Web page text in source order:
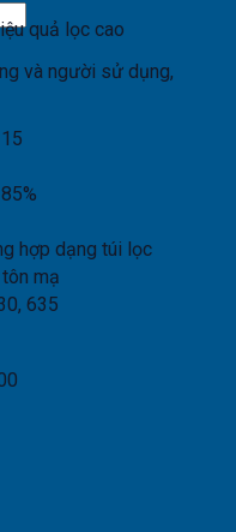
quả lọc cao
và người sử dụng,
hợp dạng túi lọc
mạ
635